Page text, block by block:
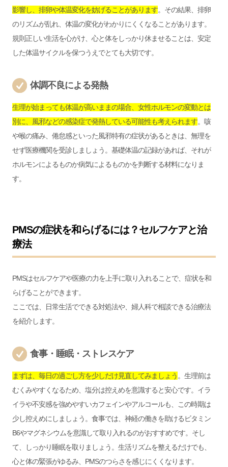
影響し、排卵や体温変化を妨げることがあります。その結果、排卵
のリズムが乱れ、体温の変化がわかりにくくなることがあります。
規則正しい生活を心がけ、心と体をしっかり休ませることは、安定
した体温サイクルを保つうえでとても大切です。
体調不良による発熱
生理が始まっても体温が高いままの場合、女性ホルモンの変動とは
別に、風邪などの感染症で発熱している可能性も考えられます。咳
や喉の痛み、倦怠感といった風邪特有の症状があるときは、無理を
せず医療機関を受診しましょう。基礎体温の記録があれば、それが
ホルモンによるものか病気によるものかを判断する材料になりま
す。
PMSの症状を和らげるには？セルフケアと治
療法
PMSはセルフケアや医療の力を上手に取り入れることで、症状を和
らげることができます。
ここでは、日常生活でできる対処法や、婦人科で相談できる治療法
を紹介します。
食事・睡眠・ストレスケア
まずは、毎日の過ごし方を少しだけ見直してみましょう 。生理前は
むくみやすくなるため、塩分は控えめを意識すると安心です。イラ
イラや不安感を強めやすいカフェインやアルコールも、この時期は
少し控えめにしましょう。食事では、神経の働きを助けるビタミン
B6やマグネシウムを意識して取り入れるのがおすすめです。そし
て、しっかり睡眠を取りましょう。生活リズムを整えるだけでも、
心と体の緊張がゆるみ、PMSのつらさを感じにくくなります。